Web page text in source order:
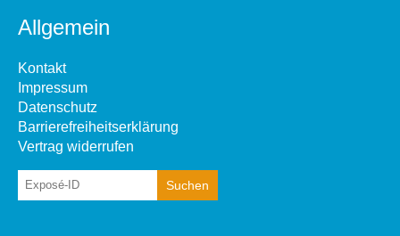
Allgemein
Kontakt
Impressum
Datenschutz
Barrierefreiheitserklärung
Vertrag widerrufen